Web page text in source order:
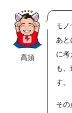
https://riseph
高須
モ
あと
に
も
す。
その